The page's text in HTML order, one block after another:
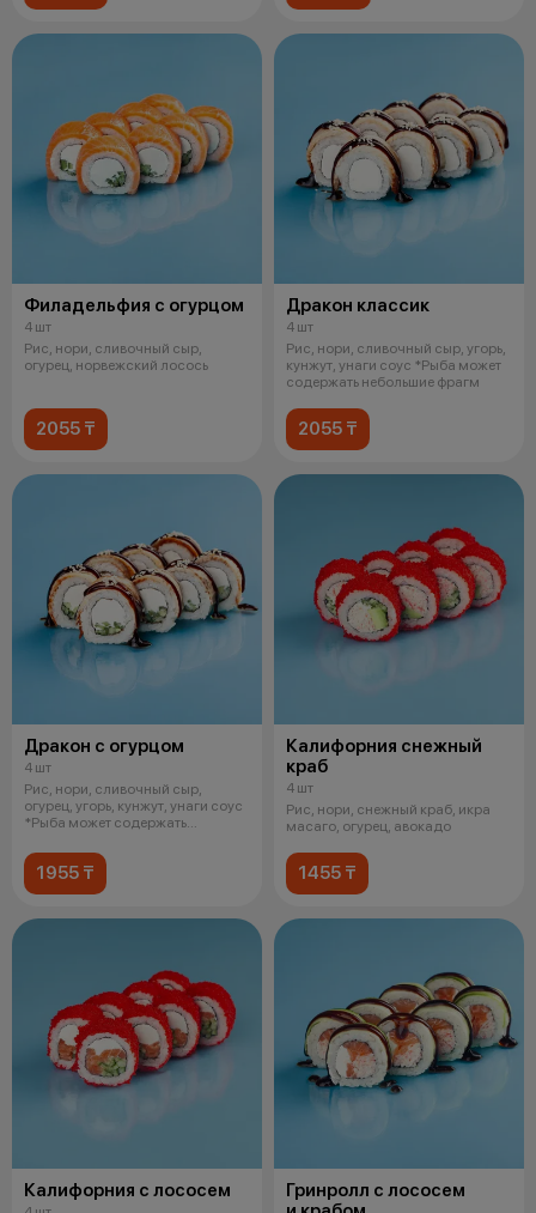
Филадельфия с огурцом
4 шт
Рис, нори, сливочный сыр,
огурец, норвежский лосось
2055 ₸
Дракон классик
4 шт
Рис, нори, сливочный сыр, угорь,
кунжут, унаги соус *Рыба может
содержать небольшие фрагм
2055 ₸
Дракон с огурцом
4 шт
Рис, нори, сливочный сыр,
огурец, угорь, кунжут, унаги соус
*Рыба может содержать
1955 ₸
Калифорния снежный
краб
4 шт
Рис, нори, снежный краб, икра
масаго, огурец, авокадо
1455 ₸
Калифорния с лососем
Гринролл с лососем